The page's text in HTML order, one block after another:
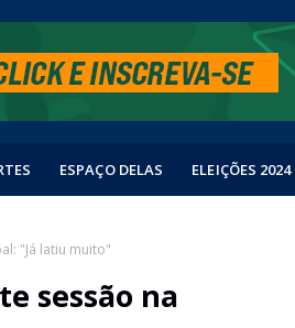
ESPAÇO DELAS ELEIÇÕES 2024
"Já latiu muito"
sessão na